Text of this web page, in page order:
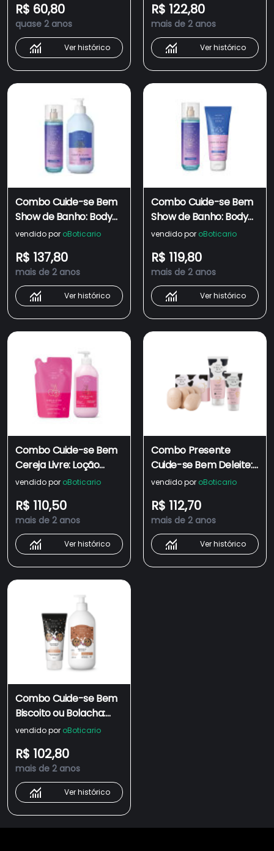
Sabonete Líquido 150ml
R$ 60,80
quase 2 anos
Ver histórico
R$ 122,80
mais de 2 anos
Ver histórico
Combo Cuide-se Bem
Show de Banho: Body
Splash Desodorante
Hidratante Corporal
400ml
vendido por oBoticario
R$ 137,80
mais de 2 anos
Ver histórico
Combo Cuide-se Bem
Show de Banho: Body
Splash Desodorante
Hidratante Corporal
200ml
vendido por oBoticario
R$ 119,80
mais de 2 anos
Ver histórico
Combo Cuide-se Bem
Cereja Livre: Loção
Hidratante Corporal
Hidratante 350ml
vendido por oBoticario
R$ 110,50
mais de 2 anos
Ver histórico
Combo Presente
Cuide-se Bem Deleite:
Loção Corporal 200ml
Mãos 50g + Sabonete
em Barra 80g
vendido por oBoticario
R$ 112,70
mais de 2 anos
Ver histórico
Combo Cuide-se Bem
Biscoito ou Bolacha:
Loção Hidratante
Sabonete Líquido 150ml
vendido por oBoticario
R$ 102,80
mais de 2 anos
Ver histórico